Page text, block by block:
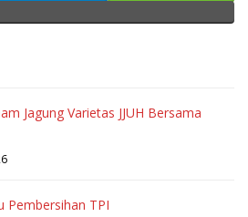
Jagung Varietas JJUH Bersama
Pembersihan TPI